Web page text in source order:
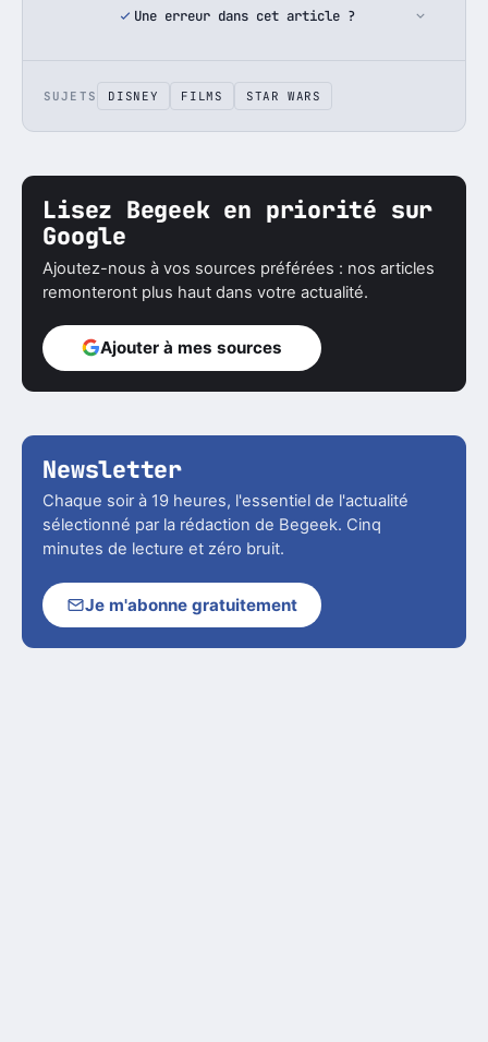
Une erreur dans cet article ?
SUJETS DISNEY FILMS STAR WARS
Lisez Begeek en priorité sur
Google
Ajoutez-nous à vos sources préférées : nos articles
remonteront plus haut dans votre actualité.
Ajouter à mes sources
Newsletter
Chaque soir à 19 heures, l'essentiel de l'actualité
sélectionné par la rédaction de Begeek. Cinq
minutes de lecture et zéro bruit.
Je m'abonne gratuitement